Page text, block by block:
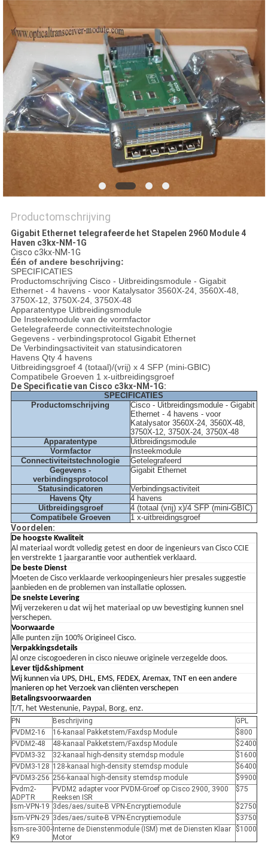
SITEMAP
PRIVACYBELEID
Productomschrijving
Gigabit Ethernet telegrafeerde het Stapelen 2960 Module 4
Haven c3kx-NM-1G
Cisco c3kx-NM-1G
Één of andere beschrijving:
SPECIFICATIES
Productomschrijving Cisco - Uitbreidingsmodule - Gigabit
Ethernet - 4 havens - voor Katalysator 3560X-24, 3560X-48,
3750X-12, 3750X-24, 3750X-48
Apparatentype Uitbreidingsmodule
De Insteekmodule van de vormfactor
Getelegrafeerde connectiviteitstechnologie
Gegevens - verbindingsprotocol Gigabit Ethernet
De Verbindingsactiviteit van statusindicatoren
Havens Qty 4 havens
Uitbreidingsgroef 4 (totaal)/(vrij) x 4 SFP (mini-GBIC)
Compatibele Groeven 1 x-uitbreidingsgroef
De Specificatie van Cisco c3kx-NM-1G:
SPECIFICATIES
Productomschrijving
Cisco - Uitbreidingsmodule - Gigabit
Ethernet - 4 havens - voor
Katalysator 3560X-24, 3560X-48,
3750X-12, 3750X-24, 3750X-48
Apparatentype
Uitbreidingsmodule
Vormfactor
Insteekmodule
Connectiviteitstechnologie
Getelegrafeerd
Gegevens -
verbindingsprotocol
Gigabit Ethernet
Statusindicatoren
Verbindingsactiviteit
Havens Qty
4 havens
Uitbreidingsgroef
4 (totaal (vrij) x)/4 SFP (mini-GBIC)
Compatibele Groeven
1 x-uitbreidingsgroef
Voordelen:
De hoogste Kwaliteit
Al materiaal wordt volledig getest en door de ingenieurs van Cisco CCIE
en verstrekte 1 jaargarantie voor authentiek verklaard.
De beste Dienst
Moeten de Cisco verklaarde verkoopingenieurs hier presales suggestie
aanbieden en de problemen van installatie oplossen.
De snelste Levering
Wij verzekeren u dat wij het materiaal op uw bevestiging kunnen snel
verschepen.
Voorwaarde
Alle punten zijn 100% Origineel Cisco.
Verpakkingsdetails
Al onze ciscogoederen in cisco nieuwe originele verzegelde doos.
Lever tijd&shipment
Wij kunnen via UPS, DHL, EMS, FEDEX, Aremax, TNT en een andere
manieren op het Verzoek van cliënten verschepen
Betalingsvoorwaarden
T/T, het Westenunie, Paypal, Borg, enz.
PN Beschrijving
GPL
PVDM2-16
16-kanaal Pakketstem/Faxdsp Module
$800
PVDM2-48
48-kanaal Pakketstem/Faxdsp Module
$2400
PVDM3-32
32-kanaal high-density stemdsp module
$1600
PVDM3-128 128-kanaal high-density stemdsp module
$6400
PVDM3-256 256-kanaal high-density stemdsp module
$9900
Pvdm2-
ADPTR
PVDM2 adapter voor PVDM-Groef op Cisco 2900, 3900
Reeksen ISR
$75
Ism-VPN-19 3des/aes/suite-B VPN-Encryptiemodule
$2750
Ism-VPN-29 3des/aes/suite-B VPN-Encryptiemodule
$3750
Ism-sre-300-
K9
Interne de Dienstenmodule (ISM) met de Diensten Klaar
Motor
$1000